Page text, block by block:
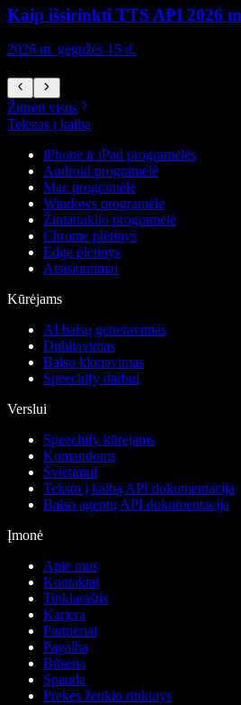
Kaip išsirinkti TTS API 2026
2026 m. gegužės 15 d.
Žiūrėti visus
Tekstas į kalbą
iPhone ir iPad programėlės
Android programėlė
Mac programėlė
Windows programėlė
Žiniatinklio programėlė
Chrome plėtinys
Edge plėtinys
Atsisiuntimai
Kūrėjams
AI balsų generavimas
Dubliavimas
Balso klonavimas
Speechify darbui
Verslui
Speechify kūrėjams
Komandoms
Švietimui
Teksto į kalbą API dokumentacija
Balso agentų API dokumentacija
Įmonė
Apie mus
Kontaktai
Tinklaraštis
Karjera
Partneriai
Pagalba
Būsena
Spauda
Prekės ženklo rinkinys